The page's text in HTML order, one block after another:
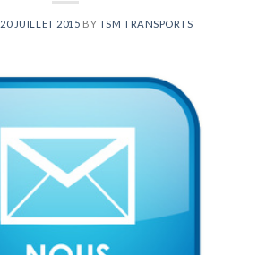
20 JUILLET 2015 BY TSM TRANSPORTS